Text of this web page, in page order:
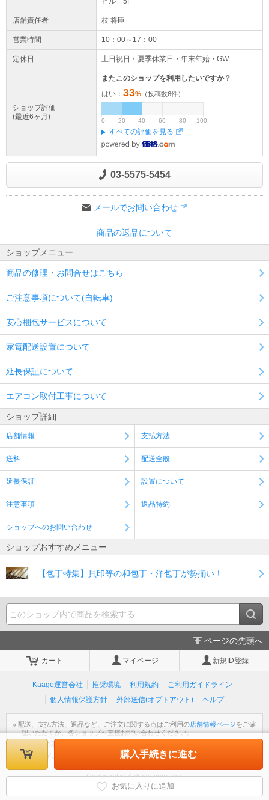
店舗責任者 枝 将臣
営業時間 10：00～17：00
定休日 土日祝日・夏季休業日・年末年始・GW
ショップ評価
(最近6ヶ月)
またこのショップを利用したいですか？
はい： 33% （投稿数6件）
0 20 40 60 80 100
すべての評価を見る
03-5575-5454
メールでお問い合わせ
商品の返品について
ショップメニュー
商品の修理・お問合せはこちら
ご注意事項について(自転車)
安心梱包サービスについて
家電配送設置について
延長保証について
エアコン取付工事について
ショップ詳細
店舗情報 支払方法
送料 配送全般
延長保証 設置について
注意事項 返品特約
ショップへのお問い合わせ
ショップおすすめメニュー
【包丁特集】貝印等の和包丁・洋包丁が勢揃い！
購入手続きに進む
お気に入りに追加
ページの先頭へ
カート マイページ 新規ID登録
Kaago運営会社 推奨環境 利用規約
ご利用ガイドライン
個人情報保護方針
外部送信(オプトアウト) ヘルプ
※ 配送、支払方法、返品など、ご注文に関する点はご利用の店舗情報ページをご確
認いただくか、各ショップへ直接お問い合わせください。
※ 個人情報の取扱いについては
※ 不明な点がございましたら
をご覧ください。
Copyright © Kakaku.com, Inc.
All Rights Reserved.